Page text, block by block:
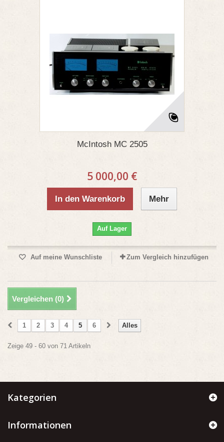
McIntosh MC 2505
5 000,00 €
In den Warenkorb Mehr
Auf Lager
Auf meine Wunschliste Zum Vergleich hinzufügen
Vergleichen (0)
Alles
1 2 3 4 5 6
Zeige 49 - 60 von 71 Artikeln
Kategorien
Informationen